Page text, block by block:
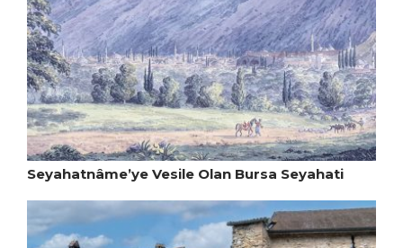
Seyahatnâme’ye Vesile Olan Bursa Seyahati